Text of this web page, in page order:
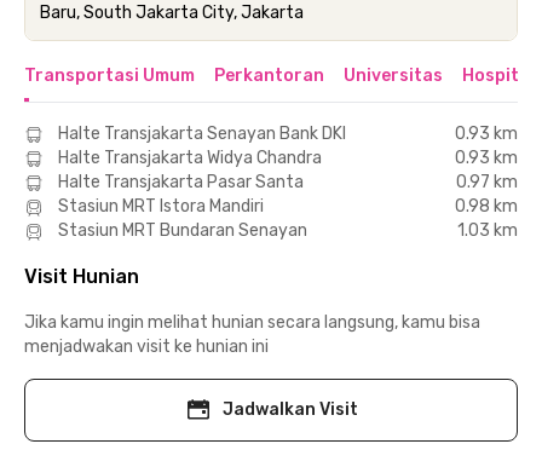
Baru, South Jakarta City, Jakarta
Transportasi Umum Perkantoran Universitas Hospital
Halte Transjakarta Senayan Bank DKI
0.93 km
Halte Transjakarta Widya Chandra
0.93 km
Halte Transjakarta Pasar Santa
0.97 km
Stasiun MRT Istora Mandiri
0.98 km
Stasiun MRT Bundaran Senayan
1.03 km
Visit Hunian
Jika kamu ingin melihat hunian secara langsung, kamu bisa
menjadwakan visit ke hunian ini
Jadwalkan Visit